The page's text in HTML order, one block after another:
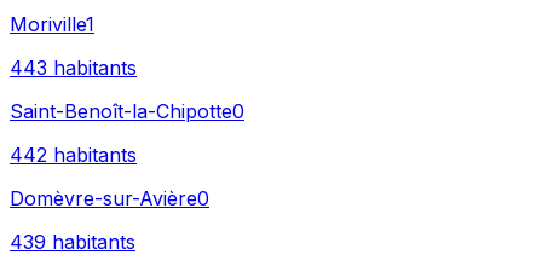
Moriville1
443 habitants
Saint-Benoît-la-Chipotte0
442 habitants
Domèvre-sur-Avière0
439 habitants